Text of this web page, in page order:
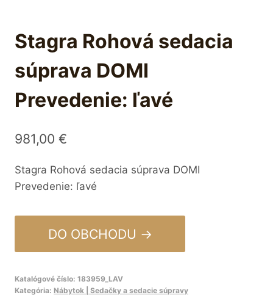
Stagra Rohová sedacia
súprava DOMI
Prevedenie: ľavé
981,00 €
Stagra Rohová sedacia súprava DOMI
Prevedenie: ľavé
DO OBCHODU →
Katalógové číslo: 183959_LAV
Kategória: Nábytok | Sedačky a sedacie súpravy